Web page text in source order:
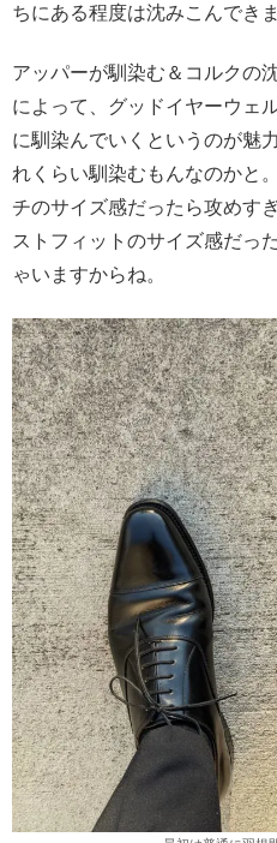
ちにある程度は沈みこんできま
アッパーが馴染む＆コルクの
によって、グッドイヤーウェ
に馴染んでいくというのが魅
れくらい馴染むもんなのかと
チのサイズ感だったら攻めす
ストフィットのサイズ感だっ
ゃいますからね。